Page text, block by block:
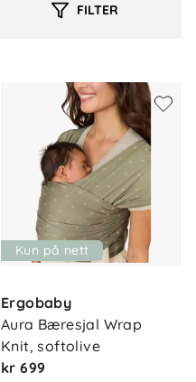
FILTER
Kun på nett
Ergobaby
Aura Bæresjal Wrap
Knit, softolive
kr 699